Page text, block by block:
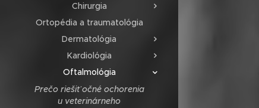
Chirurgia
Ortopédia a traumatológia
Dermatológia
Kardiológia
Oftalmológia
Prečo riešiť očné ochorenia
u veterinárneho